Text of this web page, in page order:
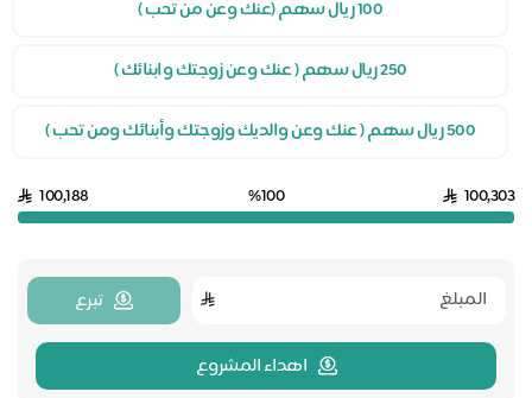
%100
100,188
تبرع
اهداء المشروع